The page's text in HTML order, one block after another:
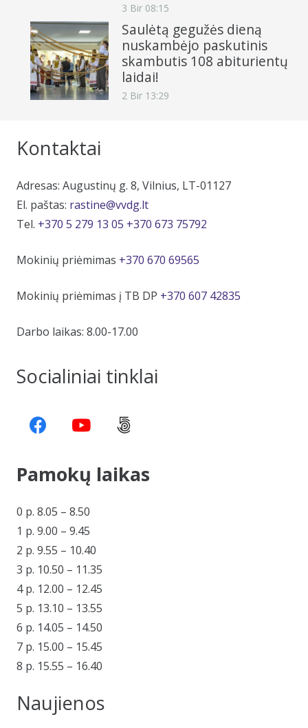
3 Bir 08:15
Saulėtą gegužės dieną
nuskambėjo paskutinis
skambutis 108 abiturientų
laidai!
2 Bir 13:29
Kontaktai
Adresas: Augustinų g. 8, Vilnius, LT-01127
El. paštas: rastine@vvdg.lt
Tel. +370 5 279 13 05 +370 673 75792
Mokinių priėmimas +370 670 69565
Mokinių priėmimas į TB DP +370 607 42835
Darbo laikas: 8.00-17.00
Socialiniai tinklai
Pamokų laikas
0 p. 8.05 – 8.50
1 p. 9.00 – 9.45
2 p. 9.55 – 10.40
3 p. 10.50 – 11.35
4 p. 12.00 – 12.45
5 p. 13.10 – 13.55
6 p. 14.05 – 14.50
7 p. 15.00 – 15.45
8 p. 15.55 – 16.40
Naujienos